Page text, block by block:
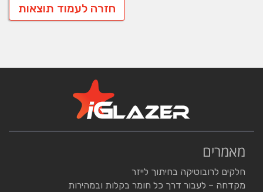
חזרה לעמוד תוצאות
מאמרים
חלקים לרובוטיקה בחיתוך לייזר
מקדחה – לעבור דרך כל חומר בקלות ובמהירות